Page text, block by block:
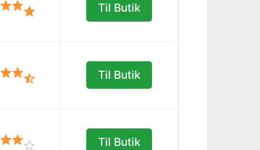
Til Butik
Til Butik
Til Butik